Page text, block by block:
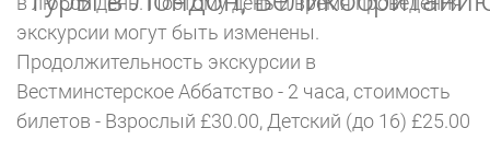
экскурсии могут быть изменены.
Продолжительность экскурсии в
Вестминстерское Аббатство - 2 часа, стоимость
билетов - Взрослый £30.00, Детский (до 16) £25.00